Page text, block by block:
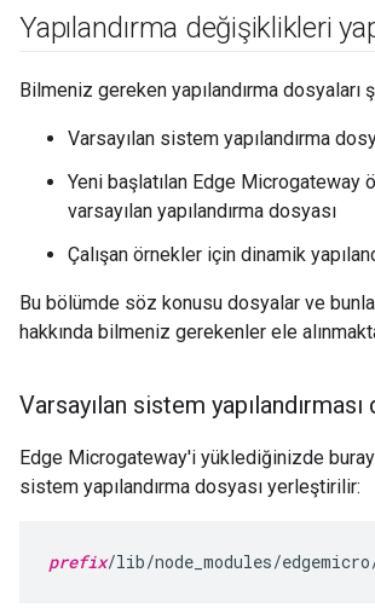
Yapılandırma değişiklikleri
Bilmeniz gereken yapılandırma dosyaları
Varsayılan sistem yapılandırma
Yeni başlatılan Edge Microgateway
varsayılan yapılandırma dosyası
Çalışan örnekler için dinamik
Bu bölümde söz konusu dosyalar ve
hakkında bilmeniz gerekenler ele
Varsayılan sistem yapılandırması
Edge Microgateway'i yüklediğinizde
sistem yapılandırma dosyası yerleştirilir:
prefix/lib/node_modules/